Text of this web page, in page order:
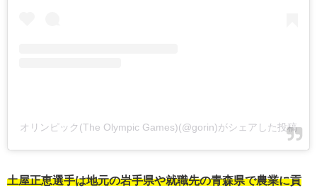
オリンピック(The Olympic Games)(@gorin)がシェアした投稿
土屋正恵選手は地元の岩手県や就職先の青森県で農業に貢